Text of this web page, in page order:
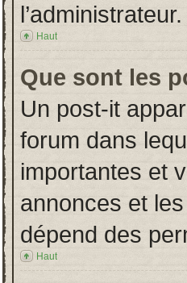
l’administrateur.
Haut
Que sont les
Un post-it
forum dans
importantes et
annonces et
dépend des
Haut